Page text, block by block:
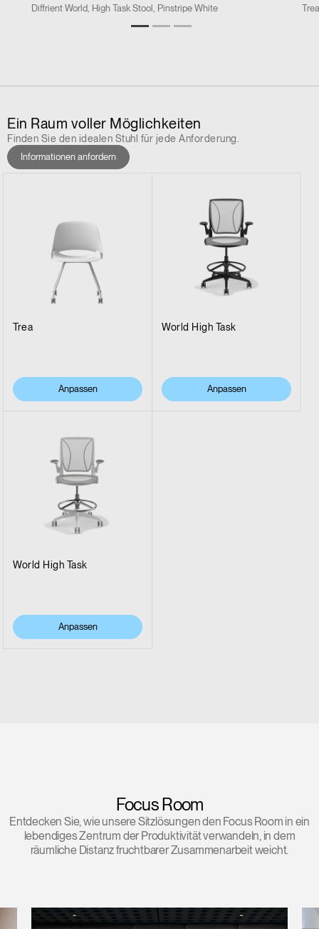
Diffrient World, High Task Stool, Pinstripe White
Ein Raum voller Möglichkeiten
Finden Sie den idealen Stuhl für jede Anforderung.
Informationen anfordern
Trea
Anpassen
World High Task
Anpassen
World High Task
Anpassen
Focus Room
Entdecken Sie, wie unsere Sitzlösungen den Focus Room in ein
lebendiges Zentrum der Produktivität verwandeln, in dem
räumliche Distanz fruchtbarer Zusammenarbeit weicht.